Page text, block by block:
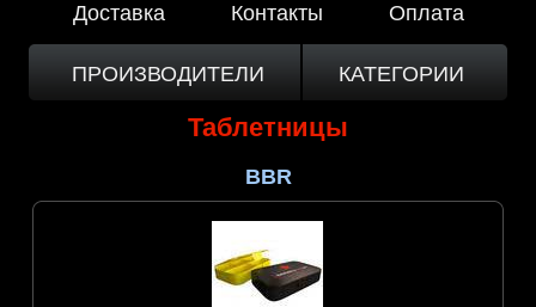
Доставка Контакты Оплата
ПРОИЗВОДИТЕЛИ КАТЕГОРИИ
Таблетницы
BBR